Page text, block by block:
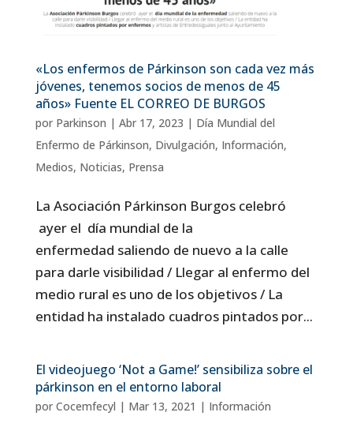
«Los enfermos de Párkinson son cada vez más
jóvenes, tenemos socios de menos de 45
años» Fuente EL CORREO DE BURGOS
por Parkinson | Abr 17, 2023 | Día Mundial del
Enfermo de Párkinson, Divulgación, Información,
Medios, Noticias, Prensa
La Asociación Párkinson Burgos celebró
ayer el día mundial de la
enfermedad saliendo de nuevo a la calle
para darle visibilidad / Llegar al enfermo del
medio rural es uno de los objetivos / La
entidad ha instalado cuadros pintados por...
El videojuego ‘Not a Game!’ sensibiliza sobre el
párkinson en el entorno laboral
por Cocemfecyl | Mar 13, 2021 | Información